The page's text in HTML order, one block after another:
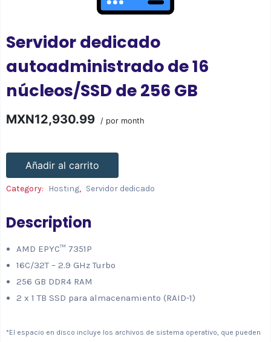
Servidor dedicado
autoadministrado de 16
núcleos/SSD de 256 GB
MXN12,930.99 / por month
Añadir al carrito
Category: Hosting, Servidor dedicado
Description
AMD EPYC™ 7351P
16C/32T – 2.9 GHz Turbo
256 GB DDR4 RAM
2 x 1 TB SSD para almacenamiento (RAID-1)
*El espacio en disco incluye los archivos de sistema operativo, que pueden